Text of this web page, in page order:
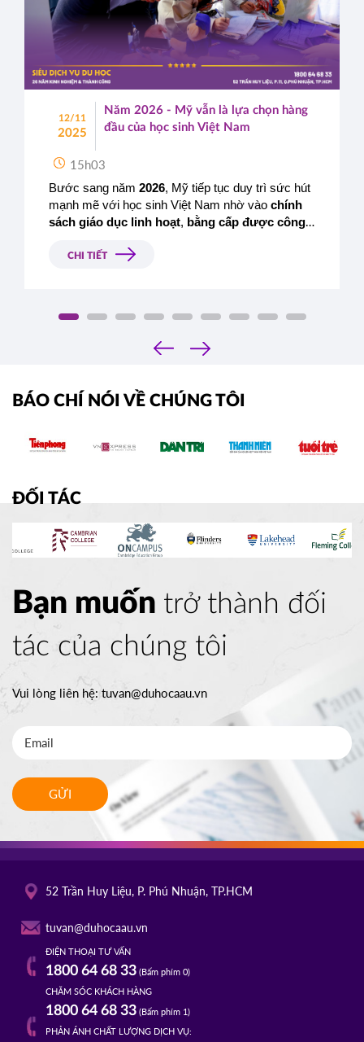
12/11
2025
Năm 2026 - Mỹ vẫn là lựa chọn hàng
đầu của học sinh Việt Nam
15h03
Bước sang năm 2026, Mỹ tiếp tục duy trì sức hút
mạnh mẽ với học sinh Việt Nam nhờ vào chính
sách giáo dục linh hoạt, bằng cấp được công
sau tốt nghiệp.
CHI TIẾT
‹
›
BÁO CHÍ NÓI VỀ CHÚNG TÔI
ĐỐI TÁC
Bạn muốn trở thành đối
tác của chúng tôi
Vui lòng liên hệ:tuvan@duhocaau.vn
GỬI
52 Trần Huy Liệu, P. Phú Nhuận, TP.HCM
tuvan@duhocaau.vn
ĐIỆN THOẠI TƯ VẤN
1800 64 68 33(Bấm phím 0)
CHĂM SÓC KHÁCH HÀNG
1800 64 68 33(Bấm phím 1)
PHẢN ÁNH CHẤT LƯỢNG DỊCH VỤ: